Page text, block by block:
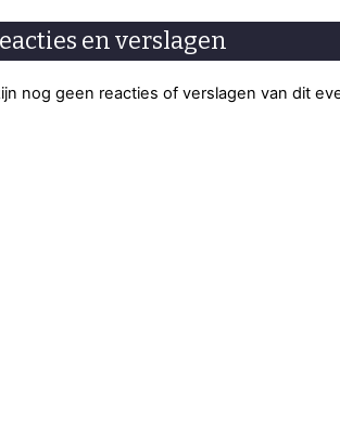
en verslagen
nog geen reacties of verslagen van dit